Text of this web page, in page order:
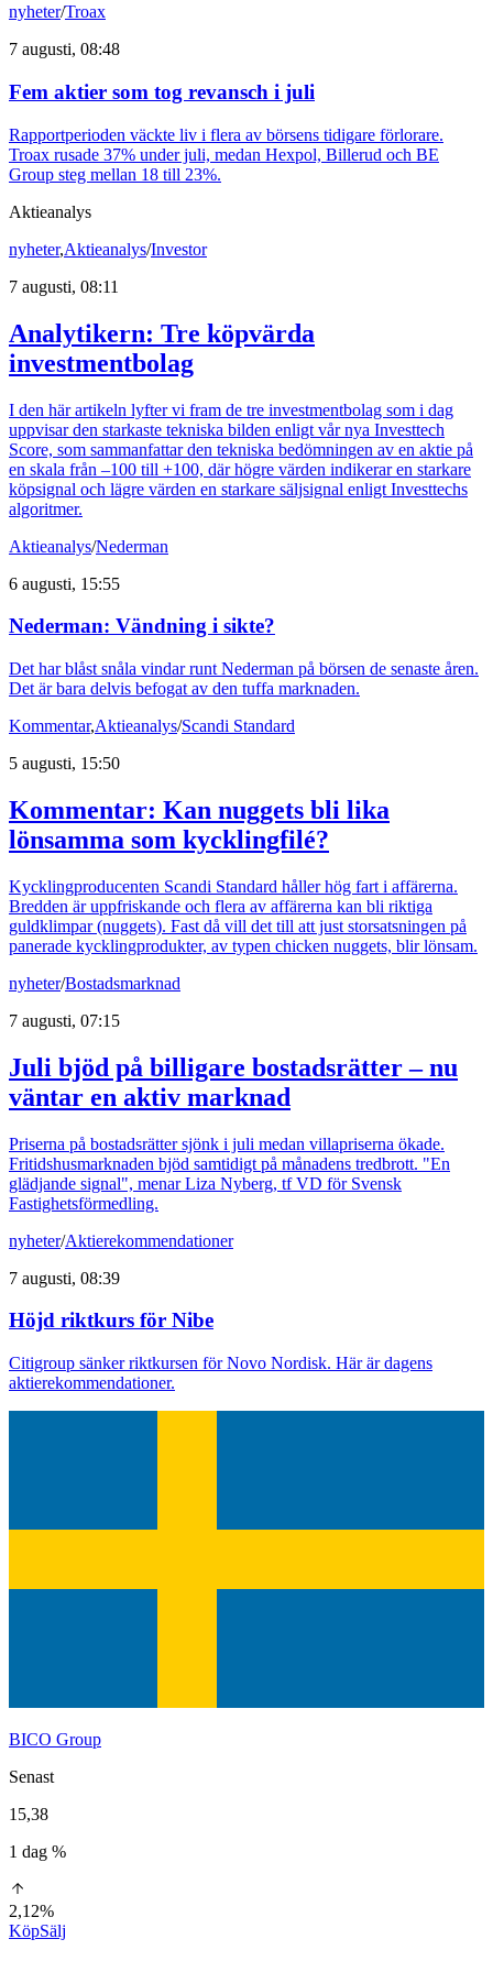
nyheter/Troax
7 augusti, 08:48
Fem aktier som tog revansch i juli
Rapportperioden väckte liv i flera av börsens tidigare förlorare.
Troax rusade 37% under juli, medan Hexpol, Billerud och BE
Group steg mellan 18 till 23%.
Aktieanalys
nyheter,Aktieanalys/Investor
7 augusti, 08:11
Analytikern: Tre köpvärda
investmentbolag
I den här artikeln lyfter vi fram de tre investmentbolag som i dag
uppvisar den starkaste tekniska bilden enligt vår nya Investtech
Score, som sammanfattar den tekniska bedömningen av en aktie på
en skala från –100 till +100, där högre värden indikerar en starkare
köpsignal och lägre värden en starkare säljsignal enligt Investtechs
algoritmer.
Aktieanalys/Nederman
6 augusti, 15:55
Nederman: Vändning i sikte?
Det har blåst snåla vindar runt Nederman på börsen de senaste åren.
Det är bara delvis befogat av den tuffa marknaden.
Kommentar,Aktieanalys/Scandi Standard
5 augusti, 15:50
Kommentar: Kan nuggets bli lika
lönsamma som kycklingfilé?
Kycklingproducenten Scandi Standard håller hög fart i affärerna.
Bredden är uppfriskande och flera av affärerna kan bli riktiga
guldklimpar (nuggets). Fast då vill det till att just storsatsningen på
panerade kycklingprodukter, av typen chicken nuggets, blir lönsam.
nyheter/Bostadsmarknad
7 augusti, 07:15
Juli bjöd på billigare bostadsrätter – nu
väntar en aktiv marknad
Priserna på bostadsrätter sjönk i juli medan villapriserna ökade.
Fritidshusmarknaden bjöd samtidigt på månadens tredbrott. "En
glädjande signal", menar Liza Nyberg, tf VD för Svensk
Fastighetsförmedling.
nyheter/Aktierekommendationer
7 augusti, 08:39
Höjd riktkurs för Nibe
Citigroup sänker riktkursen för Novo Nordisk. Här är dagens
aktierekommendationer.
BICO Group
Senast
15,38
1 dag %
2,12%
KöpSälj